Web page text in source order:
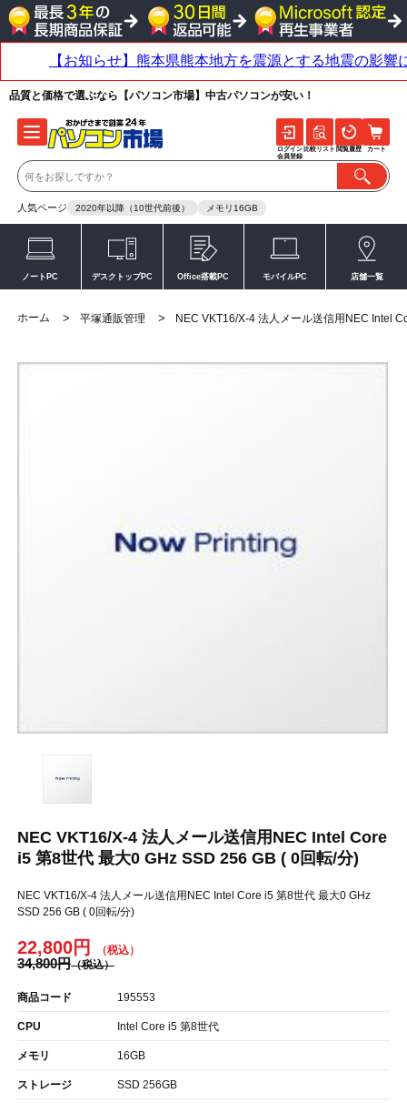
品質と価格で選ぶなら【パソコン市場】中古パソコンが安い！
人気ページ 2020年以降（10世代前後） メモリ16GB
ログイン
会員登録
比較リスト 閲覧履歴 カート
ノートPC デスクトップPC Office搭載PC モバイルPC 店舗一覧
ホーム > 平塚通販管理 > NEC VKT16/X-4 法人メール送信用NEC Intel
NEC VKT16/X-4 法人メール送信用NEC Intel Core
i5 第8世代 最大0 GHz SSD 256 GB ( 0回転/分)
NEC VKT16/X-4 法人メール送信用NEC Intel Core i5 第8世代 最大0 GHz
SSD 256 GB ( 0回転/分)
22,800円
34,800円
商品コード 195553
CPU Intel Core i5 第8世代
メモリ 16GB
ストレージ SSD 256GB